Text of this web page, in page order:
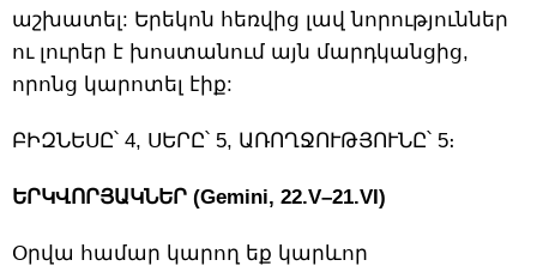
աշխատել: Երեկոն հեռվից լավ նորություններ
ու լուրեր է խոստանում այն մարդկանցից,
որոնց կարոտել էիք:
ԲԻԶՆԵՍԸ՝ 4, ՍԵՐԸ՝ 5, ԱՌՈՂՋՈՒԹՅՈՒՆԸ՝ 5։
ԵՐԿՎՈՐՅԱԿՆԵՐ (Gemini, 22.V–21.VI)
Օրվա համար կարող եք կարևոր